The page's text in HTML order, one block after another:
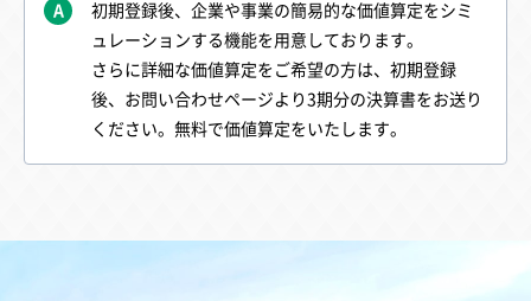
A
初期登録後、企業や事業の簡易的な価値算定をシミ
ュレーションする機能を用意しております。
さらに詳細な価値算定をご希望の方は、初期登録
後、お問い合わせページより3期分の決算書をお送り
ください。無料で価値算定をいたします。